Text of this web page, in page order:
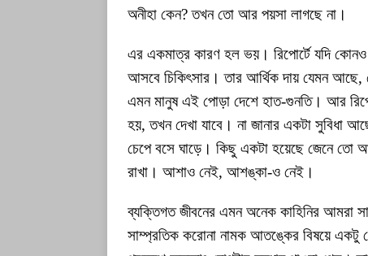
অনীহা কেন? তখন তো আর পয়সা লাগছে না।
এর একমাত্র কারণ হল ভয়। রিপোর্টে যদি কোনও
আসবে চিকিৎসার। তার আর্থিক দায় যেমন
এমন মানুষ এই পোড়া দেশে হাত-গুনতি। আর
হয়, তখন দেখা যাবে। না জানার একটা
চেপে বসে ঘাড়ে। কিছু একটা হয়েছে জেনে তো
রাখা। আশাও নেই, আশঙ্কা-ও নেই।
ব্যক্তিগত জীবনের এমন অনেক কাহিনির আমরা
সাম্প্রতিক করোনা নামক আতঙ্কের বিষয়ে একটু